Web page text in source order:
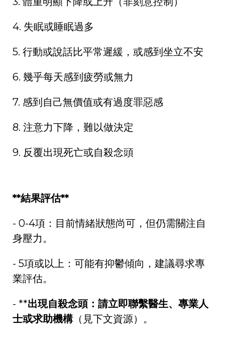
4. 失眠或睡眠過多
5. 行動或說話比平常遲緩，或感到坐立不安
6. 幾乎每天感到疲勞或無力
7. 感到自己無價值或有過度罪惡感
8. 注意力下降，難以做決定
9. 反覆出現死亡或自殺念頭
**結果評估**
- 0-4項：目前情緒狀態尚可，但仍需關注自
身壓力。
- 5項或以上：可能有抑鬱傾向，建議尋求專
業評估。
- **出現自殺念頭：請立即聯繫醫生、專業人
士或求助機構（見下文資源）。